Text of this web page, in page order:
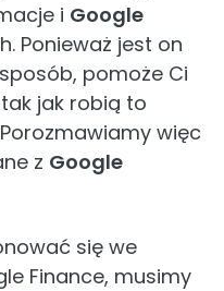
i Google
Ponieważ jest on
pomoże Ci
jak robią to
więc
z Google
się we
Finance, musimy